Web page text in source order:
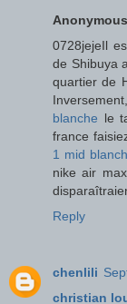
Anonymous
0728jejeIl
de Shibuya
quartier de
blanche le
france
1 mid
nike air
Reply
chenlili
christian